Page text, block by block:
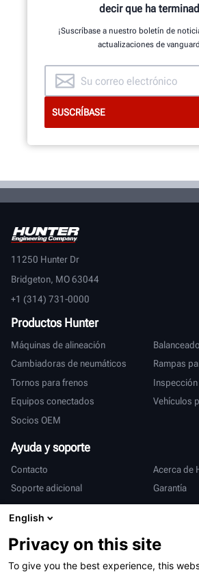
decir que ha
¡Suscríbase a nuestro boletín de
actualizaciones de
11250 Hunter Dr
Bridgeton, MO 63044
+1 (314) 731-0000
Productos Hunter
Máquinas de alineación
Cambiadoras de neumáticos
Rampas
Tornos para frenos
Equipos conectados
Vehículos
Socios OEM
Ayuda y soporte
Contacto
Acerca de
Soporte adicional
Garantía
Internacional
Ventas y servicio
English
Privacy on this site
To give you the best experience, this